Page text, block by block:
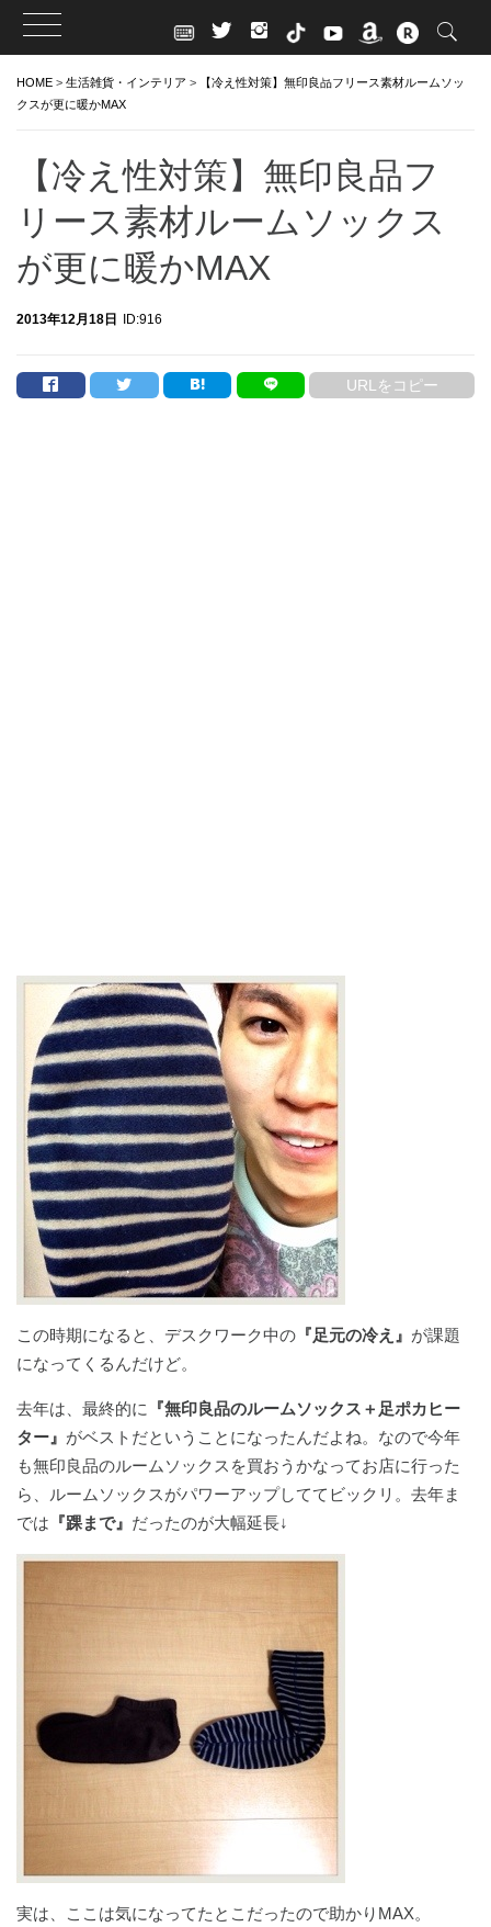
HOME > 生活雑貨・インテリア >
【冷え性対策】無印良品フリース素材ルームソッ
クスが更に暖かMAX
【冷え性対策】無印良品フ
リース素材ルームソックス
が更に暖かMAX
2013年12月18日 ID:916
URLをコピー
この時期になると、デスクワーク中の 『足元の冷え』 が課題
になってくるんだけど。
去年は、最終的に
『無印良品のルームソックス＋足ポカヒー
ター』 がベストだということになったんだよね。なので今年
も無印良品のルームソックスを買おうかなってお店に行った
ら、ルームソックスがパワーアップしててビックリ。去年ま
では 『踝まで』 だったのが大幅延長↓
実は、ここは気になってたとこだったので助かりMAX。